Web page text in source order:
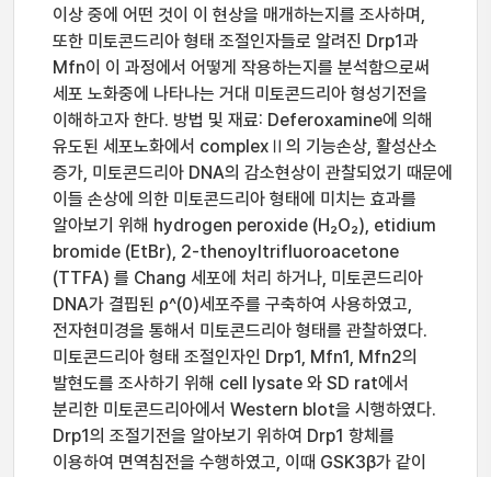
이상 중에 어떤 것이 이 현상을 매개하는지를 조사하며,
또한 미토콘드리아 형태 조절인자들로 알려진 Drp1과
Mfn이 이 과정에서 어떻게 작용하는지를 분석함으로써
세포 노화중에 나타나는 거대 미토콘드리아 형성기전을
이해하고자 한다. 방법 및 재료: Deferoxamine에 의해
유도된 세포노화에서 complexⅡ의 기능손상, 활성산소
증가, 미토콘드리아 DNA의 감소현상이 관찰되었기 때문에
이들 손상에 의한 미토콘드리아 형태에 미치는 효과를
알아보기 위해 hydrogen peroxide (H₂O₂), etidium
bromide (EtBr), 2-thenoyltrifluoroacetone
(TTFA) 를 Chang 세포에 처리 하거나, 미토콘드리아
DNA가 결핍된 ρ^(0)세포주를 구축하여 사용하였고,
전자현미경을 통해서 미토콘드리아 형태를 관찰하였다.
미토콘드리아 형태 조절인자인 Drp1, Mfn1, Mfn2의
발현도를 조사하기 위해 cell lysate 와 SD rat에서
분리한 미토콘드리아에서 Western blot을 시행하였다.
Drp1의 조절기전을 알아보기 위하여 Drp1 항체를
이용하여 면역침전을 수행하였고, 이때 GSK3β가 같이